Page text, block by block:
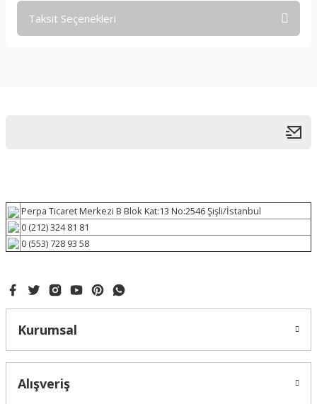
Taksit Seçenekleri
Perpa Ticaret Merkezi B Blok Kat:13 No:2546 Şişli/İstanbul
0 (212) 324 81 81
0 (553) 728 93 58
Kurumsal
Alışveriş